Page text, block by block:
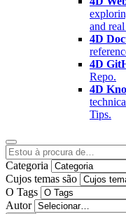
and
4D
4D
Repo.
4D
Tips.
Categoria
Cujos temas são
O Tags
Autor